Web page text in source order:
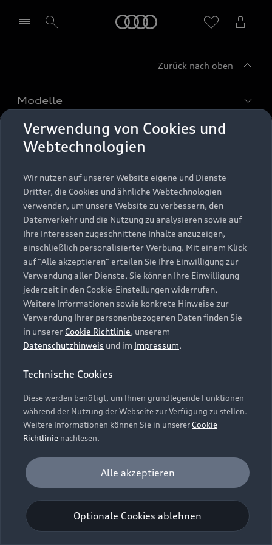
Zurück nach oben
Modelle
Alle Modelle
Elektromodelle
Plug-in-Hybride
Kaufen & leasen
Neuwagensuche
Gebrauchtwagensuche
Gebrauchtwagen
Finanzierung
Aktionen & Angebote
Geschäftskunden
Saisonale Angebote
Audi Services
Garantie
Audi digital services
myAudi
Support
Kundenservice
Händlersuche
Audi Code
Häufige Fragen (FAQ)
Audi Online Beratung
Bordbuch & Bedienungsanleitungen
Verträge kündigen
Vertrag widerrufen
Über Audi
Unternehmen
Karriere
Investor Relations
Presse & Media Center
Datenschutz
Audi erleben
Newsletter
© 2026 AUDI AG. Alle Rechte vorbehalten
Datenschutzinformation
Cookie-Richtlinie
Barrierefreiheit
Digital Services Act
EU Data Act
Embleme am Fahrzeug bei allen Abbildungen auf dieser
Webseite kann abweichen.
Verwendung von Cookies und
Webtechnologien
Wir nutzen auf unserer Website eigene und Dienste
Dritter, die Cookies und ähnliche Webtechnologien
verwenden, um unsere Website zu verbessern, den
Datenverkehr und die Nutzung zu analysieren sowie auf
Ihre Interessen zugeschnittene Inhalte anzuzeigen,
einschließlich personalisierter Werbung. Mit einem Klick
auf "Alle akzeptieren" erteilen Sie Ihre Einwilligung zur
Verwendung aller Dienste. Sie können Ihre Einwilligung
jederzeit in den Cookie-Einstellungen widerrufen.
Weitere Informationen sowie konkrete Hinweise zur
Verwendung Ihrer personenbezogenen Daten finden Sie
in unserer Cookie Richtlinie, unserem
Datenschutzhinweis und im Impressum.
Technische Cookies
Diese werden benötigt, um Ihnen grundlegende Funktionen
während der Nutzung der Webseite zur Verfügung zu stellen.
Weitere Informationen können Sie in unsererCookie
Richtlinie nachlesen.
Analyse und Statistik
Performance Cookies sammeln Informationen
darüber, wie unsere Webseite genutzt wird (z. B.
Anzahl der Besuche, Verweildauer). Diese Cookies
werden zur Optimierung der Webseite verwendet.
Optionale Cookies ablehnen
Alle akzeptieren